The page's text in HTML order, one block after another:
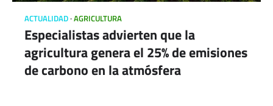
ACTUALIDAD AGRICULTURA
Especialistas advierten que la
agricultura genera el 25% de emisiones
de carbono en la atmósfera